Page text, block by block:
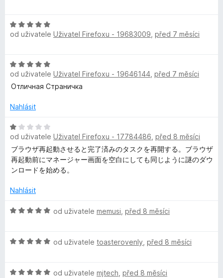
n
í
z
5
o
c
:
5
5
H
o
o
c
e
í
5
z
5
od uživatele Uživatel Firefoxu - 19683009 před 7 měsíci
H
o
d
o
e
n
5
5
od uživatele Uživatel Firefoxu - 19646144 před 7 měsíci
Отличная Страничка
Nahlásit
H
o
d
n
o
e
í
z
od uživatele Uživatel Firefoxu - 17784486 před 8 měsíci
ブラウザ再起動させると完了済みのタスクを再開する。ブラウザ
再起動前にマネージャー画面を空白にしても同じように謎のダウ
ンロードを始める。
Nahlásit
H
n
e
od uživatele memusi před 8 měsíci
H
n
od uživatele toasterovenly před 8 měsíci
H
od uživatele mjtech před 8 měsíci